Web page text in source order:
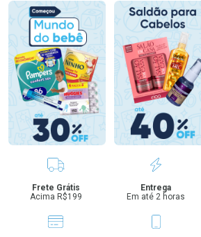
Benefícios
Frete Grátis
Acima R$199
Entrega
Em até 2 horas